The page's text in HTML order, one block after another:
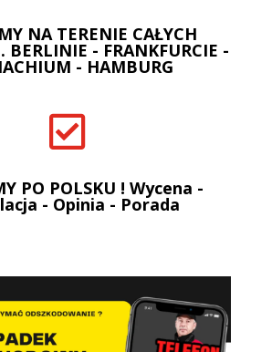
NA TERENIE CAŁYCH
BERLINIE - FRANKFURCIE -
- HAMBURG

PO POLSKU ! Wycena -
- Opinia - Porada